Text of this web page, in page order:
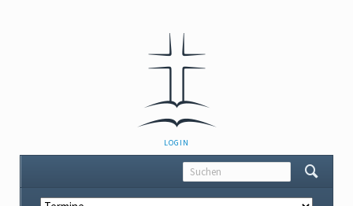
NAVIGATION
ÜBERSPRINGEN
LOGIN